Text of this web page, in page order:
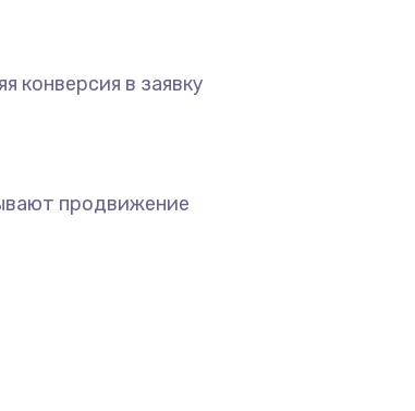
конверсия в заявку
продвижение